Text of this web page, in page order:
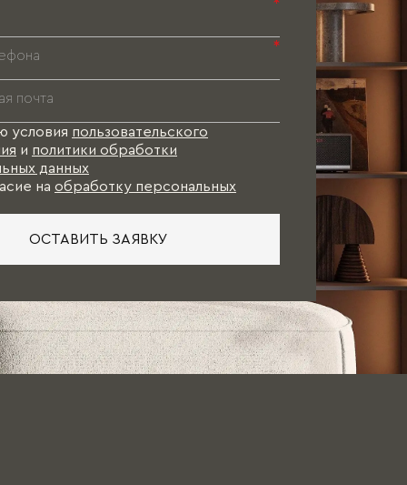
*
*
условия пользовательского
и политики обработки
данных
на обработку персональных
ОСТАВИТЬ ЗАЯВКУ